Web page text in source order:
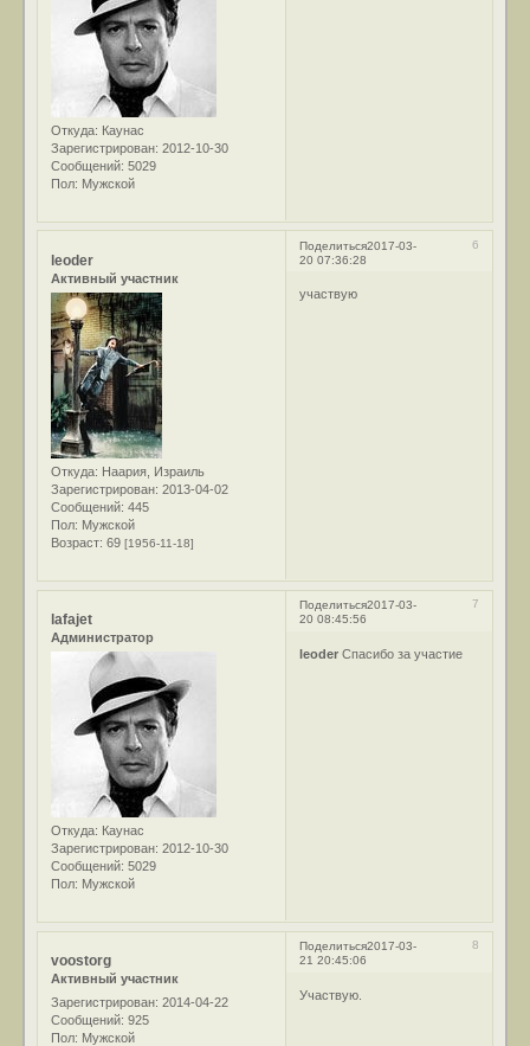
Откуда: Каунас
Зарегистрирован: 2012-10-30
Сообщений: 5029
Пол: Мужской
Поделиться 6
2017-03-
20 07:36:28
leoder
Активный участник
Откуда: Наария, Израиль
Зарегистрирован: 2013-04-02
Сообщений: 445
Пол: Мужской
Возраст: 69[1956-11-18]
участвую
Поделиться 7
2017-03-
20 08:45:56
lafajet
Администратор
Откуда: Каунас
Зарегистрирован: 2012-10-30
Сообщений: 5029
Пол: Мужской
leoder Спасибо за участие
Поделиться 8
2017-03-
21 20:45:06
voostorg
Активный участник
Зарегистрирован: 2014-04-22
Сообщений: 925
Пол: Мужской
Участвую.